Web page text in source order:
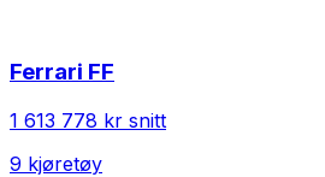
Ferrari FF
1 613 778 kr snitt
9 kjøretøy